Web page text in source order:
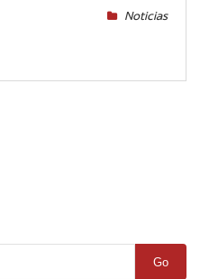
Noticias
Go